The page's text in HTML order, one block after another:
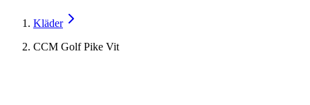
Kläder
CCM Golf Pike Vit